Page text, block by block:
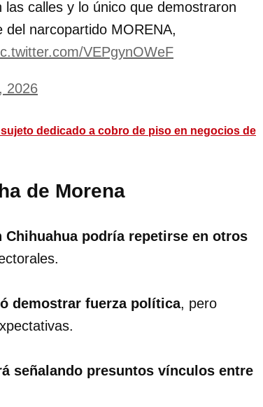
calles y lo único que demostraron
del narcopartido MORENA,
VEPgynOWeF
2026
dedicado a cobro de piso en negocios de
de Morena
Chihuahua podría repetirse en otros
demostrar fuerza política, pero
señalando presuntos vínculos entre